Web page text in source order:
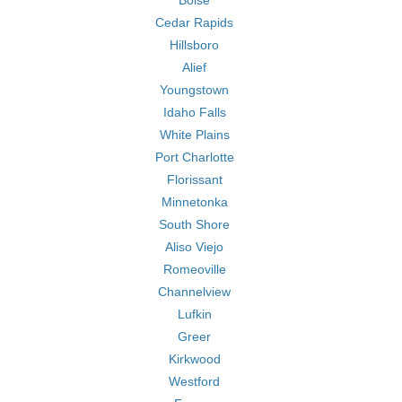
Cedar Rapids
Hillsboro
Alief
Youngstown
Idaho Falls
White Plains
Port Charlotte
Florissant
Minnetonka
South Shore
Aliso Viejo
Romeoville
Channelview
Lufkin
Greer
Kirkwood
Westford